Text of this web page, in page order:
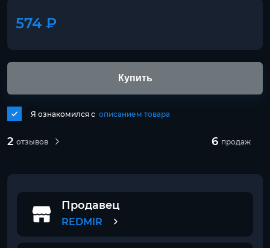
574 ₽
2 отзывов 6 продаж
Я ознакомился с описанием товара
Купить
Продавец
REDMIR